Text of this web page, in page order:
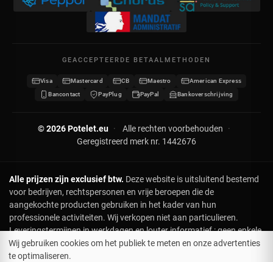
Privacybeleid
Mijn kortingsbonnen
Word verdeler
GEACCEPTEERDE BETAALMETHODEN
Visa Mastercard CB Maestro
American Express
Bancontact
PayPlug PayPal Bankoverschrijving
© 2026 Potelet.eu · Alle rechten voorbehouden
·
Geregistreerd merk nr. 1442676
Alle prijzen zijn exclusief btw. Deze website is uitsluitend bestemd
voor bedrijven, rechtspersonen en vrije beroepen die de
aangekochte producten gebruiken in het kader van hun
professionele activiteiten. Wij verkopen niet aan particulieren.
Leveringstermijnen in werkdagen en louter informatief : geen enkele
klacht of terugbetaling in geval van vertraging. Voor leveringen op
een specifieke datum, gelieve ons vooraf te contacteren. Hoewel de
Wij gebruiken cookies om het publiek te meten en onze advertenties
te optimaliseren.